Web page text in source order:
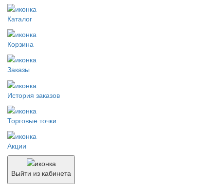
Каталог
Корзина
Заказы
История заказов
Торговые точки
Акции
Выйти из кабинета